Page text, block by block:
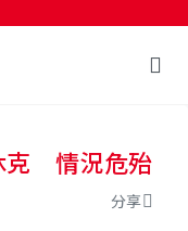
克 情況危殆
分享